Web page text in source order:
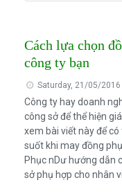
Cách lựa chọn
công ty bạn
Saturday, 21/05/2016
Công ty hay doanh
công sở để thể hiện
xem bài viết này để
suốt khi may đồng
Phục nDư hướng dẫn
sở phụ hợp cho nhân